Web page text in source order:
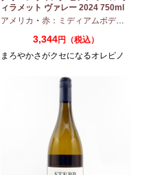
・ ピノノワール
ィラメット ヴァレー 2024 750ml
アメリカ ・ 赤：ミディアムボディ
3,344円（税込）
まろやかさがクセになるオレピノ